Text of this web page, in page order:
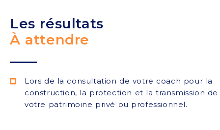
Les résultats
À attendre
Lors de la consultation de votre coach pour la
construction, la protection et la transmission de
votre patrimoine privé ou professionnel.